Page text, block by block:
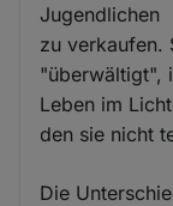
Jugendlichen
zu verkaufen.
"überwältigt",
Leben im
den sie nicht
Die